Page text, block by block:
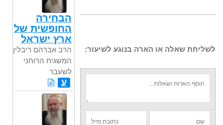
לשליחת שאלה או הארה בנוגע לשיעור:
הבחירה
החופשית של
ארץ ישראל
הרב אברהם ריבלין,
המשגיח הרוחני
לשעבר
ע